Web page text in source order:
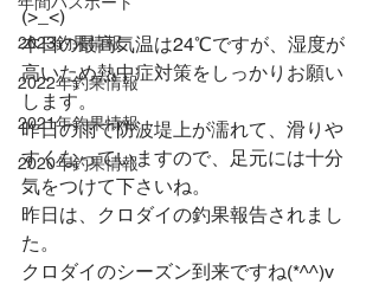
2023釣果情報
2022年釣果情報
2021年釣果情報
2020年釣果情報
(>_<)
本日の最高気温は24℃ですが、湿度が
高いため熱中症対策をしっかりお願い
します。
昨日の雨で防波堤上が濡れて、滑りや
すくなっていますので、足元には十分
気をつけて下さいね。
昨日は、クロダイの釣果報告されまし
た。
クロダイのシーズン到来ですね(*^^)v